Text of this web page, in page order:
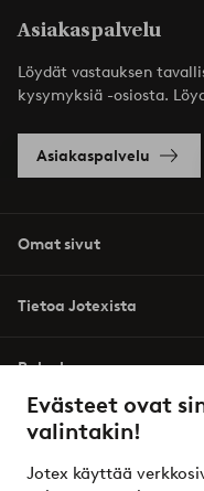
Evästeet ovat
valintakin!
Jotex käyttää
Asiakaspalvelu
Löydät vastauksen
kysymyksiä -osiosta.
Asiakaspalvelu
Omat sivut
Tietoa Jotexista
Palvelumme
Ehdot